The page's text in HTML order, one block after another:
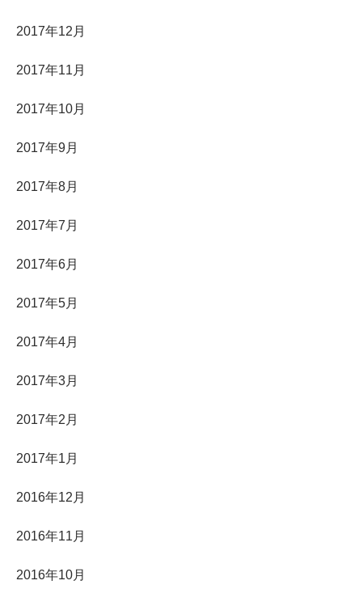
2017年12月
2017年11月
2017年10月
2017年9月
2017年8月
2017年7月
2017年6月
2017年5月
2017年4月
2017年3月
2017年2月
2017年1月
2016年12月
2016年11月
2016年10月